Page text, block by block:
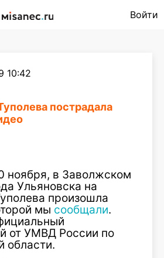
Войти
10:42
пострадала
ноября, в Заволжском
Ульяновска на
произошла
мы сообщали.
от УМВД России по
области.